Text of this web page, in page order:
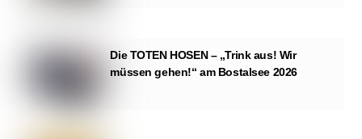
Die TOTEN HOSEN – „Trink aus! Wir
müssen gehen!“ am Bostalsee 2026